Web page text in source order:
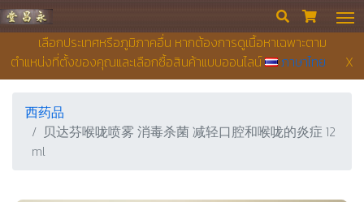
เลือกประเทศหรือภูมิภาคอื่น หากต้องการดูเนื้อหาเฉพาะตาม
ตำแหน่งที่ตั้งของคุณและเลือกซื้อสินค้าแบบออนไลน์
ภาษาไทย X
永昌堂药店  
西药品
贝达芬喉咙喷雾 消毒杀菌 减轻口腔和喉咙的炎症 12
ml